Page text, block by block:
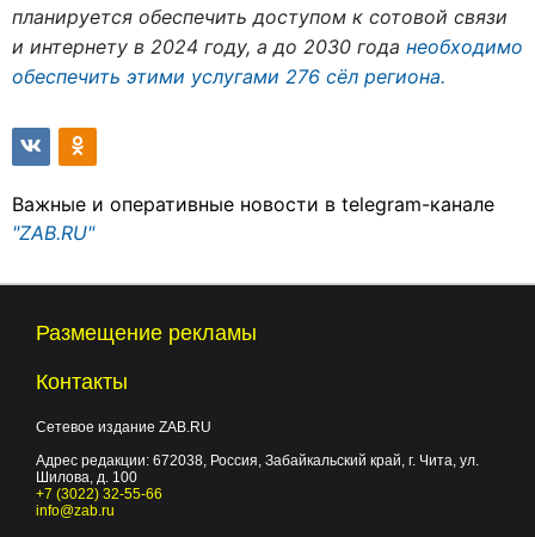
планируется обеспечить доступом к сотовой связи
и интернету в 2024 году, а до 2030 года необходимо
обеспечить этими услугами 276 сёл региона.
Важные и оперативные новости в telegram-канале
"ZAB.RU"
Размещение рекламы
Контакты
Сетевое издание ZAB.RU
Адрес редакции: 672038 , Россия, Забайкальский край, г. Чита ул.
Шилова, д. 100
+7 (3022) 32-55-66
info@zab.ru